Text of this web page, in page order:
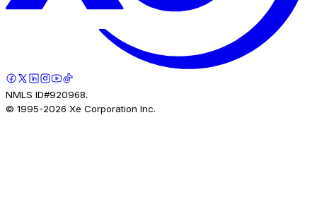
NMLS ID#920968.
© 1995-2026 Xe Corporation Inc.